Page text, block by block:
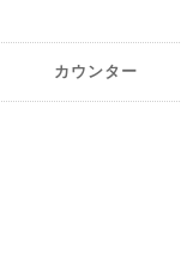
カウンター